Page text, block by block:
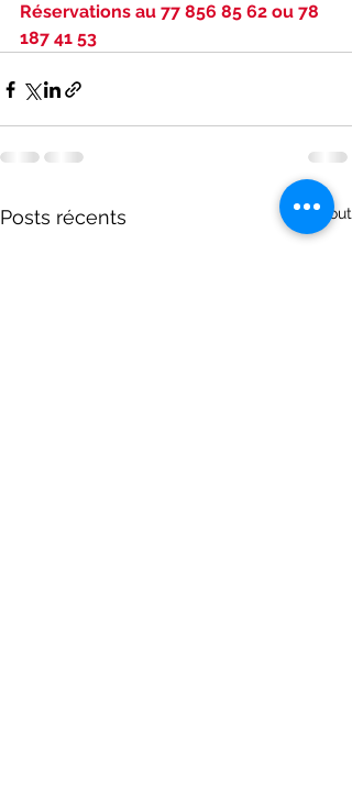
Réservations au 77 856 85 62 ou 78
187 41 53
Posts récents Voir tout